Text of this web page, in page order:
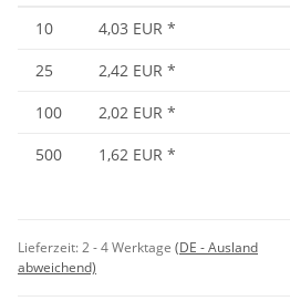
10 4,03 EUR *
25
2,42 EUR *
100
2,02 EUR *
500
1,62 EUR *
Lieferzeit:2 - 4 Werktage (DE - Ausland
abweichend)